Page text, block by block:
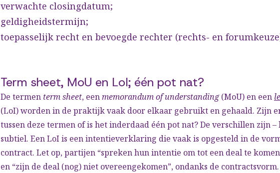
verwachte closingdatum;
geldigheidstermijn;
toepasselijk recht en bevoegde rechter (rechts- en
Term sheet, MoU en LoI; één pot nat?
De termen term sheet, eenmemorandum of understanding(MoU) en een
(LoI) worden in de praktijk vaak door elkaar gebruikt en gehaald. Zijn
tussen deze termen of is het inderdaad één pot nat? De verschillen zijn –
subtiel. Een LoI is een intentieverklaring die vaak is opgesteld in de
contract. Let op, partijen “spreken hun intentie om tot een deal te
en “zijn de deal (nog) niet overeengekomen”, ondanks de